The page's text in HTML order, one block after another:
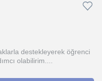
destekleyerek öğrenci
olabilirim....